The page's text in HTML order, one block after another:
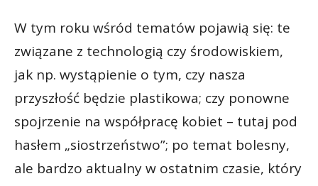
W tym roku wśród tematów pojawią się: te
związane z technologią czy środowiskiem,
jak np. wystąpienie o tym, czy nasza
przyszłość będzie plastikowa; czy ponowne
spojrzenie na współpracę kobiet – tutaj pod
hasłem „siostrzeństwo”; po temat bolesny,
ale bardzo aktualny w ostatnim czasie, który